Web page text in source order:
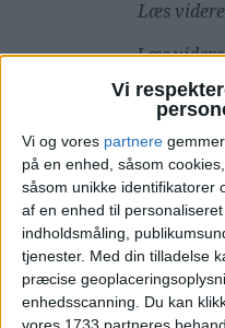
Vi
Vi og vores partnere
på en enhed, såsom
såsom unikke identifikatorer
af en enhed til
indholdsmåling,
tjenester. Med din tilladelse
præcise
enhedsscanning. Du kan
Læs
Læs
KØBENHAVN: 24.